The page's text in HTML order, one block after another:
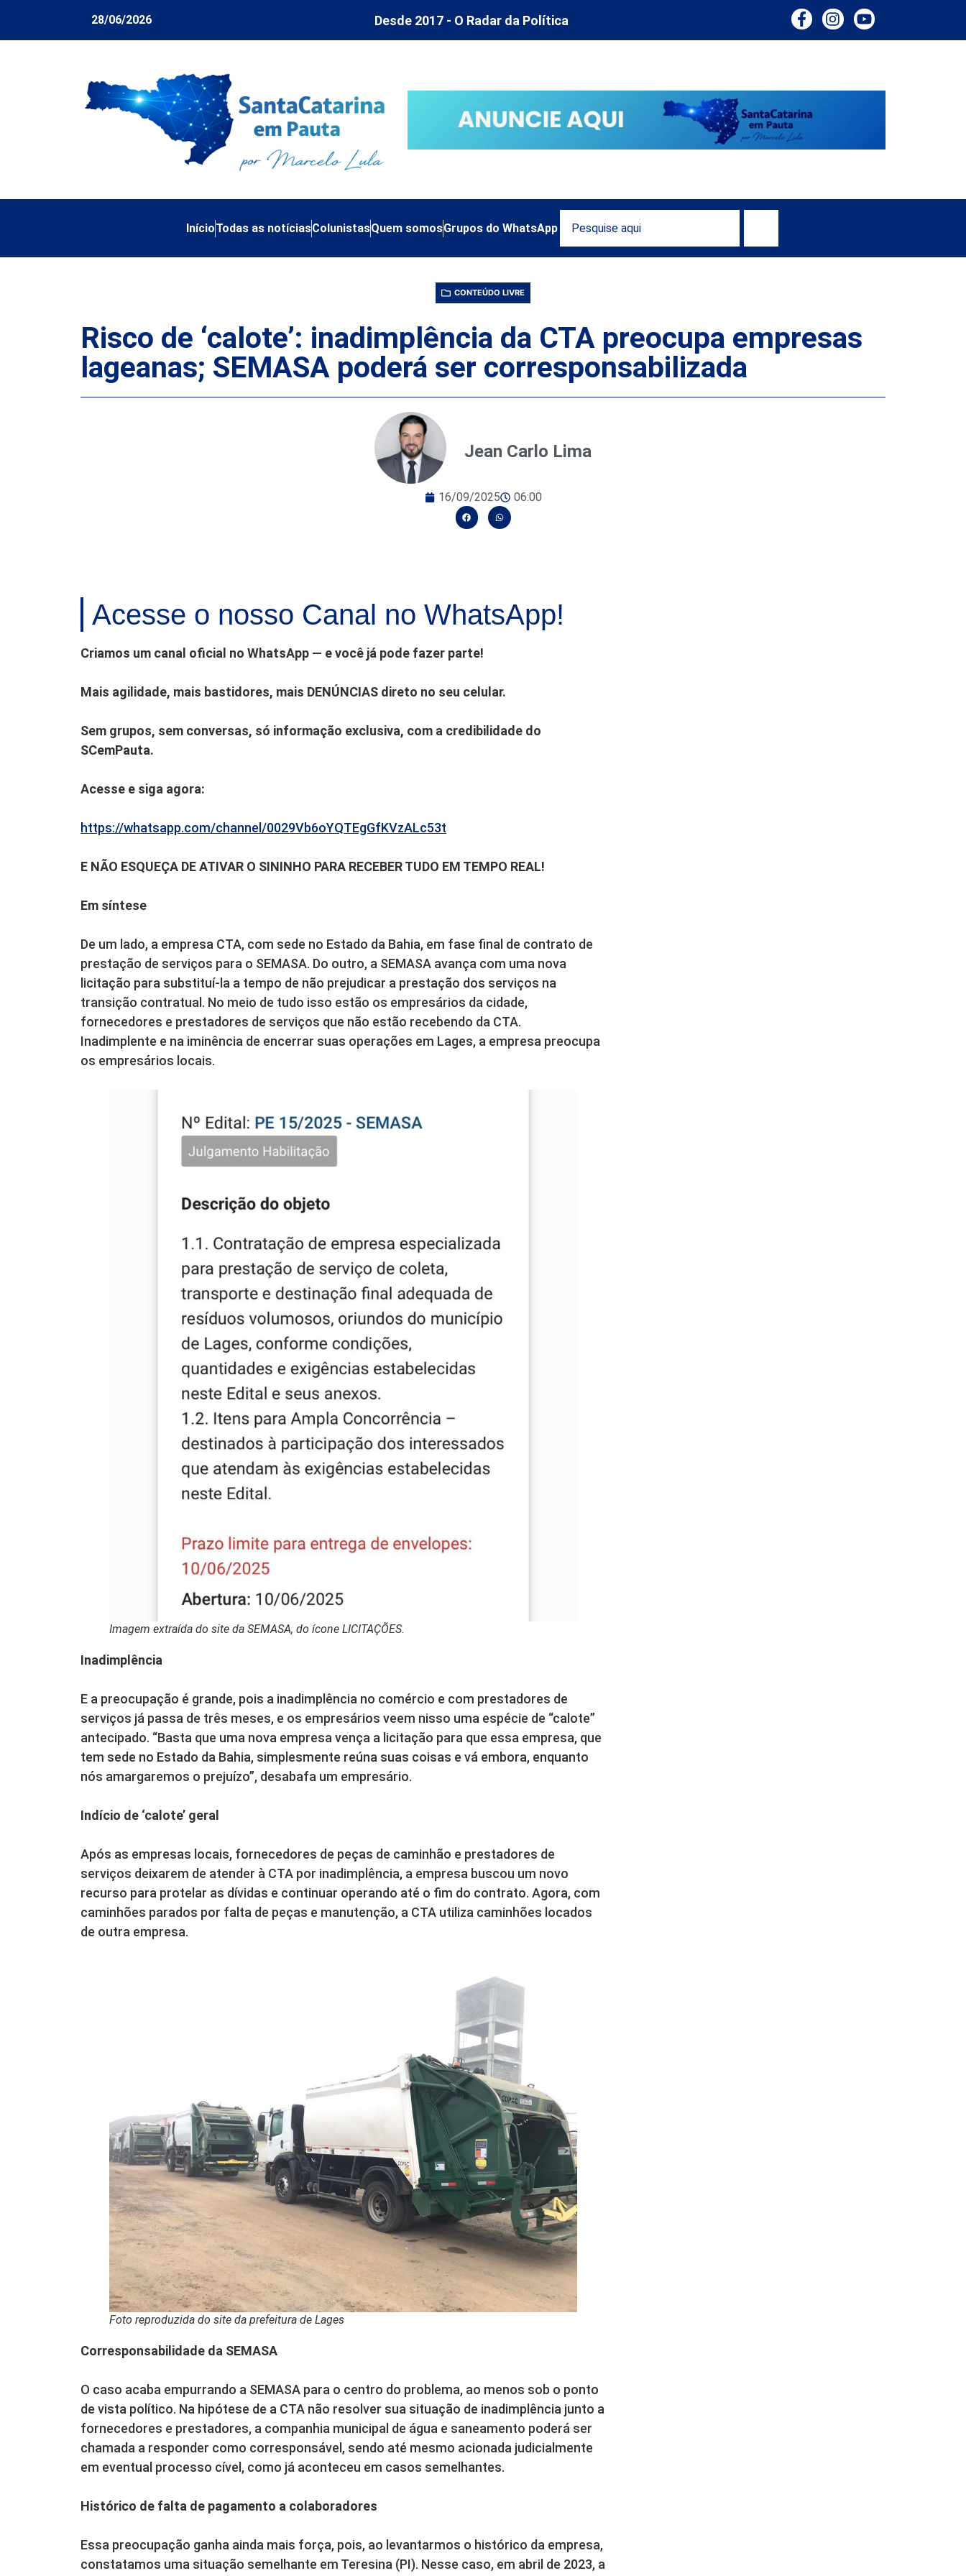
28/06/2026 Desde 2017 - O Radar da Política
InícioTodas as notíciasColunistasQuem somosGrupos do WhatsApp
CONTEÚDO LIVRE
Risco de ‘calote’: inadimplência da CTA preocupa empresas
lageanas; SEMASA poderá ser corresponsabilizada
Jean Carlo Lima
16/09/2025 06:00
Acesse o nosso Canal no WhatsApp!
Criamos um canal oficial no WhatsApp — e você já pode fazer parte!
Mais agilidade, mais bastidores, mais DENÚNCIAS direto no seu celular.
Sem grupos, sem conversas, só informação exclusiva, com a credibilidade do
SCemPauta.
Acesse e siga agora:
https://whatsapp.com/channel/0029Vb6oYQTEgGfKVzALc53t
E NÃO ESQUEÇA DE ATIVAR O SININHO PARA RECEBER TUDO EM TEMPO REAL!
Em síntese
De um lado, a empresa CTA, com sede no Estado da Bahia, em fase final de contrato de
prestação de serviços para o SEMASA. Do outro, a SEMASA avança com uma nova
licitação para substituí-la a tempo de não prejudicar a prestação dos serviços na
transição contratual. No meio de tudo isso estão os empresários da cidade,
fornecedores e prestadores de serviços que não estão recebendo da CTA.
Inadimplente e na iminência de encerrar suas operações em Lages, a empresa preocupa
os empresários locais.
Imagem extraída do site da SEMASA, do ícone LICITAÇÕES.
Inadimplência
E a preocupação é grande, pois a inadimplência no comércio e com prestadores de
serviços já passa de três meses, e os empresários veem nisso uma espécie de “calote”
antecipado. “Basta que uma nova empresa vença a licitação para que essa empresa, que
tem sede no Estado da Bahia, simplesmente reúna suas coisas e vá embora, enquanto
nós amargaremos o prejuízo”, desabafa um empresário.
Indício de ‘calote’ geral
Após as empresas locais, fornecedores de peças de caminhão e prestadores de
serviços deixarem de atender à CTA por inadimplência, a empresa buscou um novo
recurso para protelar as dívidas e continuar operando até o fim do contrato. Agora, com
caminhões parados por falta de peças e manutenção, a CTA utiliza caminhões locados
de outra empresa.
Foto reproduzida do site da prefeitura de Lages
Corresponsabilidade da SEMASA
O caso acaba empurrando a SEMASA para o centro do problema, ao menos sob o ponto
de vista político. Na hipótese de a CTA não resolver sua situação de inadimplência junto a
fornecedores e prestadores, a companhia municipal de água e saneamento poderá ser
chamada a responder como corresponsável, sendo até mesmo acionada judicialmente
em eventual processo cível, como já aconteceu em casos semelhantes.
Histórico de falta de pagamento a colaboradores
Essa preocupação ganha ainda mais força, pois, ao levantarmos o histórico da empresa,
constatamos uma situação semelhante em Teresina (PI). Nesse caso, em abril de 2023, a